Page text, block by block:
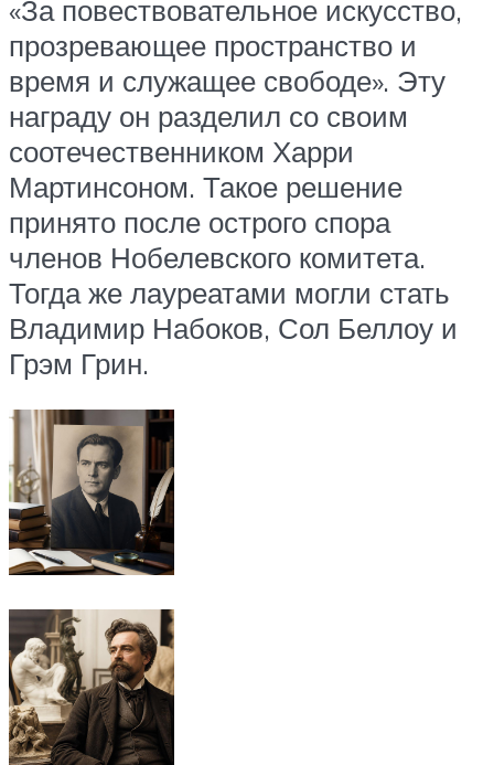
«За повествовательное искусство,
прозревающее пространство и
время и служащее свободе». Эту
награду он разделил со своим
соотечественником Харри
Мартинсоном. Такое решение
принято после острого спора
членов Нобелевского комитета.
Тогда же лауреатами могли стать
Владимир Набоков, Сол Беллоу и
Грэм Грин.